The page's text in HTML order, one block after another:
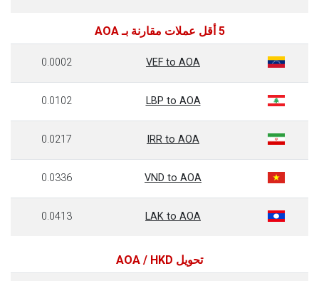
5 أقل عملات مقارنة بـ AOA
VEF to AOA
0.0002
LBP to AOA
0.0102
IRR to AOA
0.0217
VND to AOA
0.0336
LAK to AOA
0.0413
تحويل AOA / HKD